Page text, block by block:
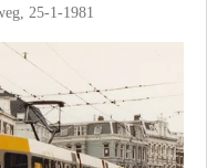
25-1-1981